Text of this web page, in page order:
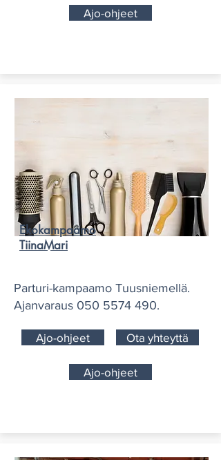
Ajo-ohjeet
Ekokampaamo
TiinaMari
Parturi-kampaamo Tuusniemellä.
Ajanvaraus 050 5574 490.
Ajo-ohjeet Ota yhteyttä
Ajo-ohjeet